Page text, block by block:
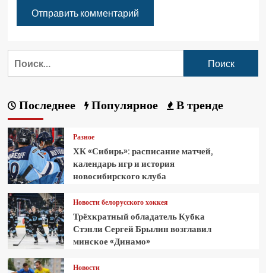
Последнее Популярное В тренде
Разное
ХК «Сибирь»: расписание матчей,
календарь игр и история
новосибирского клуба
Новости белорусского хоккея
Трёхкратный обладатель Кубка
Стэнли Сергей Брылин возглавил
минское «Динамо»
Новости